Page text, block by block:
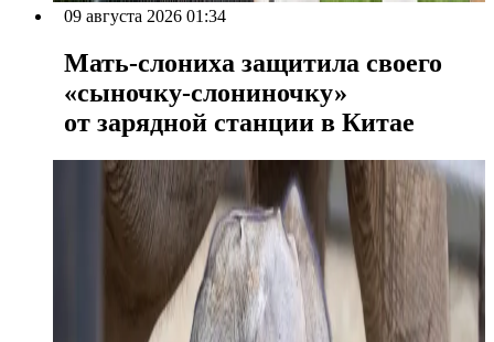
09 августа 2026 01:34
Мать-слониха защитила своего
«сыночку-слониночку»
от зарядной станции в Китае